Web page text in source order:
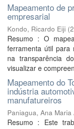
Mapeamento de
empresarial
Kondo, Ricardo Eiji (
Resumo : O
ferramenta útil para
na transparência
visualizar e
Mapeamento do
indústria
manufatureiros
Paniagua, Ana Maria
Resumo : Este